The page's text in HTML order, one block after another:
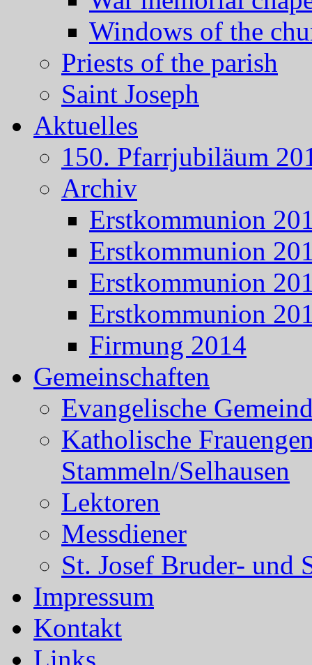
Windows of the
Priests of the parish
Saint Joseph
Aktuelles
150. Pfarrjubiläum
Archiv
Erstkommunion
Erstkommunion
Erstkommunion
Erstkommunion
Firmung 2014
Gemeinschaften
Evangelische
Katholische
Stammeln/Selhausen
Lektoren
Messdiener
St. Josef Bruder- und
Impressum
Kontakt
Links